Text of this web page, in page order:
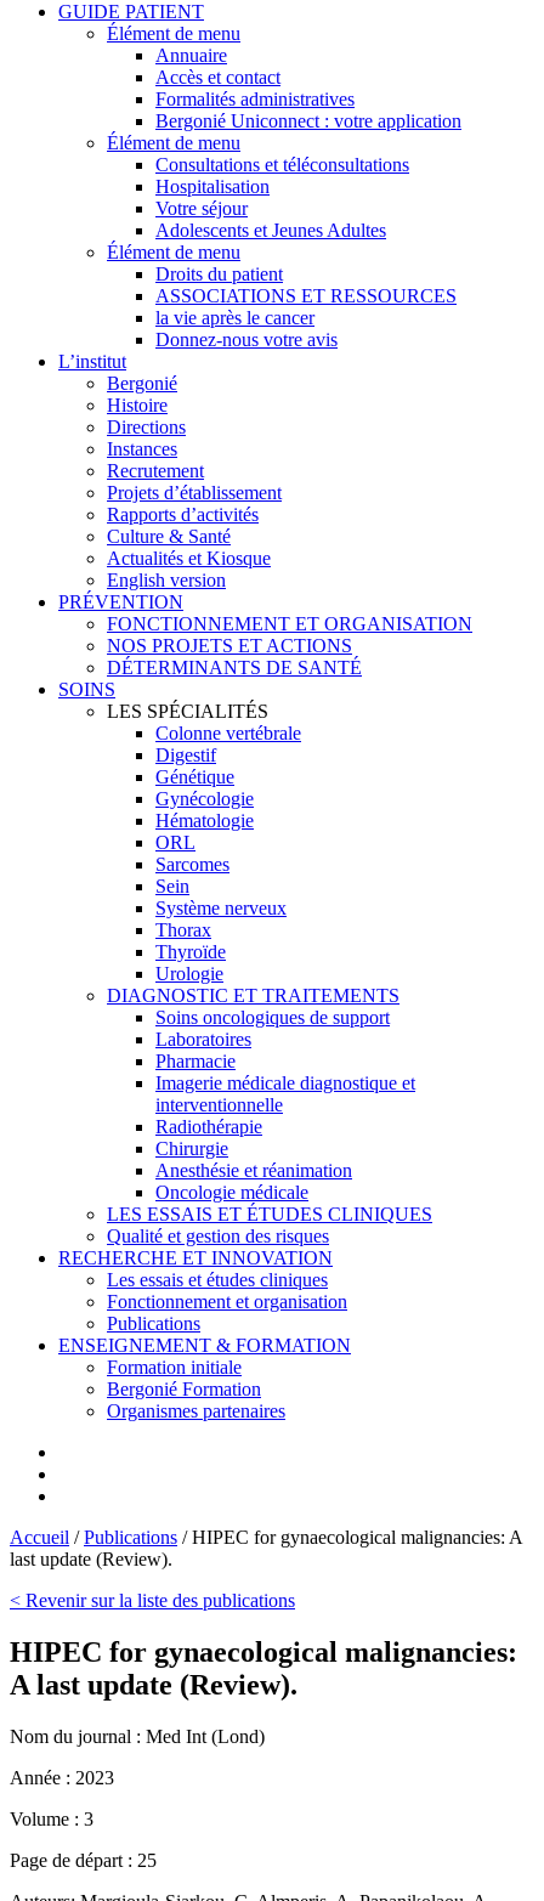
GUIDE PATIENT
Élément de menu
Annuaire
Accès et contact
Formalités administratives
Bergonié Uniconnect : votre application
Élément de menu
Consultations et téléconsultations
Hospitalisation
Votre séjour
Adolescents et Jeunes Adultes
Élément de menu
Droits du patient
ASSOCIATIONS ET RESSOURCES
la vie après le cancer
Donnez-nous votre avis
L’institut
Bergonié
Histoire
Directions
Instances
Recrutement
Projets d’établissement
Rapports d’activités
Culture & Santé
Actualités et Kiosque
English version
PRÉVENTION
FONCTIONNEMENT ET ORGANISATION
NOS PROJETS ET ACTIONS
DÉTERMINANTS DE SANTÉ
SOINS
LES SPÉCIALITÉS
Colonne vertébrale
Digestif
Génétique
Gynécologie
Hématologie
ORL
Sarcomes
Sein
Système nerveux
Thorax
Thyroïde
Urologie
DIAGNOSTIC ET TRAITEMENTS
Soins oncologiques de support
Laboratoires
Pharmacie
Imagerie médicale diagnostique et
interventionnelle
Radiothérapie
Chirurgie
Anesthésie et réanimation
Oncologie médicale
LES ESSAIS ET ÉTUDES CLINIQUES
Qualité et gestion des risques
RECHERCHE ET INNOVATION
Les essais et études cliniques
Fonctionnement et organisation
Publications
ENSEIGNEMENT & FORMATION
Formation initiale
Bergonié Formation
Organismes partenaires
Accueil /Publications /HIPEC for gynaecological malignancies: A
last update (Review).
< Revenir sur la liste des publications
HIPEC for gynaecological malignancies:
A last update (Review).
Nom du journal : Med Int (Lond)
Année : 2023
Volume : 3
Page de départ : 25